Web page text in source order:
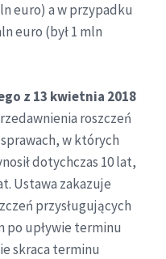
euro) a w przypadku
euro (był 1 mln
z 13 kwietnia 2018
roszczeń
w których
dotychczas 10 lat,
Ustawa zakazuje
przysługujących
po upływie terminu
skraca terminu